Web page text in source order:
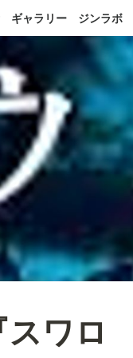
ギャラリー ジンラボ
ワロ